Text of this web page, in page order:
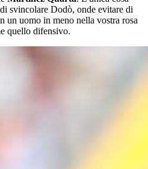
svincolare Dodò, onde evitare di
un uomo in meno nella vostra rosa
quello difensivo.